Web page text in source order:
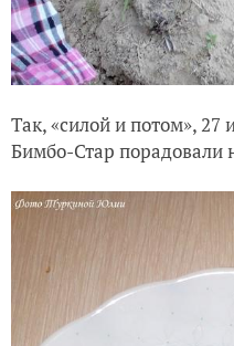
Так, «силой и потом»,
Бимбо-Стар порадовали